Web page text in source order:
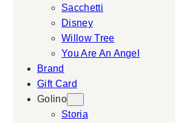
Sacchetti
Disney
Willow Tree
You Are An Angel
Brand
Gift Card
Golino
Storia